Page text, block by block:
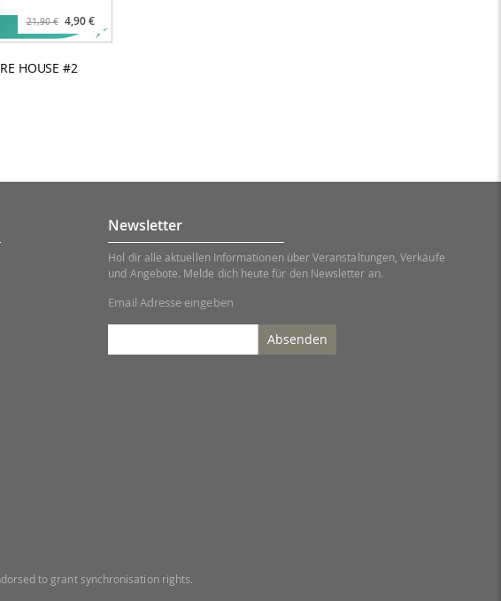
21,90 € 4,90 €
HOUSE #2
Newsletter
Hol dir alle aktuellen Informationen über Veranstaltungen, Verkäufe
und Angebote. Melde dich heute für den Newsletter an.
Email Adresse eingeben
Absenden
to grant synchronisation rights.